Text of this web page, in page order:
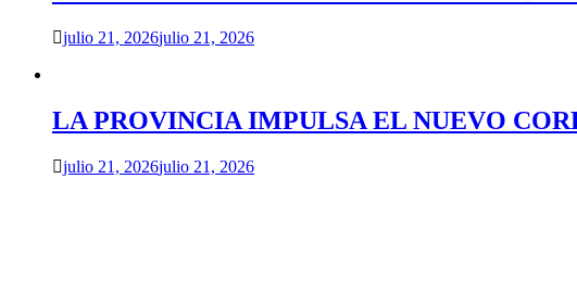
julio 21, 2026julio 21, 2026
LA PROVINCIA IMPULSA EL NUEVO
julio 21, 2026julio 21, 2026